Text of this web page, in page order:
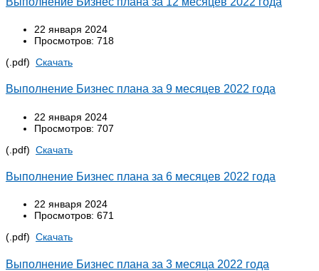
22 января 2024
Просмотров: 718
(.pdf) Cкачать
Выполнение Бизнес плана за 9 месяцев 2022 года
22 января 2024
Просмотров: 707
(.pdf) Cкачать
Выполнение Бизнес плана за 6 месяцев 2022 года
22 января 2024
Просмотров: 671
(.pdf) Cкачать
Выполнение Бизнес плана за 3 месяца 2022 года